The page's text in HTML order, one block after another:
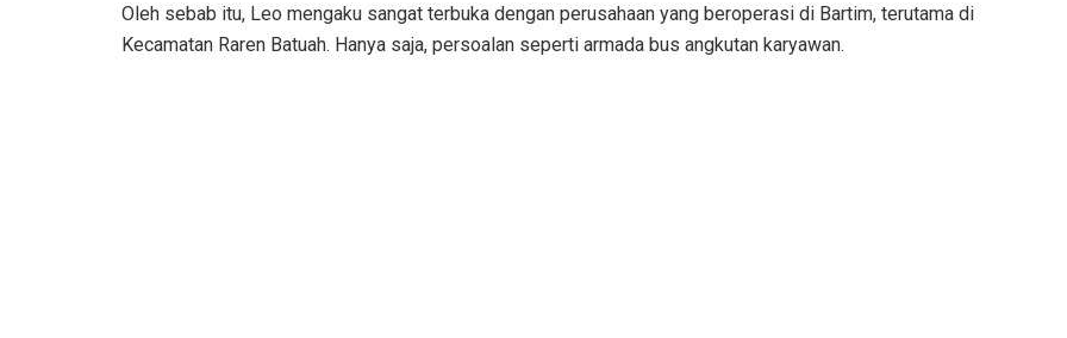
Oleh sebab itu, Leo mengaku sangat terbuka dengan perusahaan yang beroperasi di Bartim, terutama di
Kecamatan Raren Batuah. Hanya saja, persoalan seperti armada bus angkutan karyawan.